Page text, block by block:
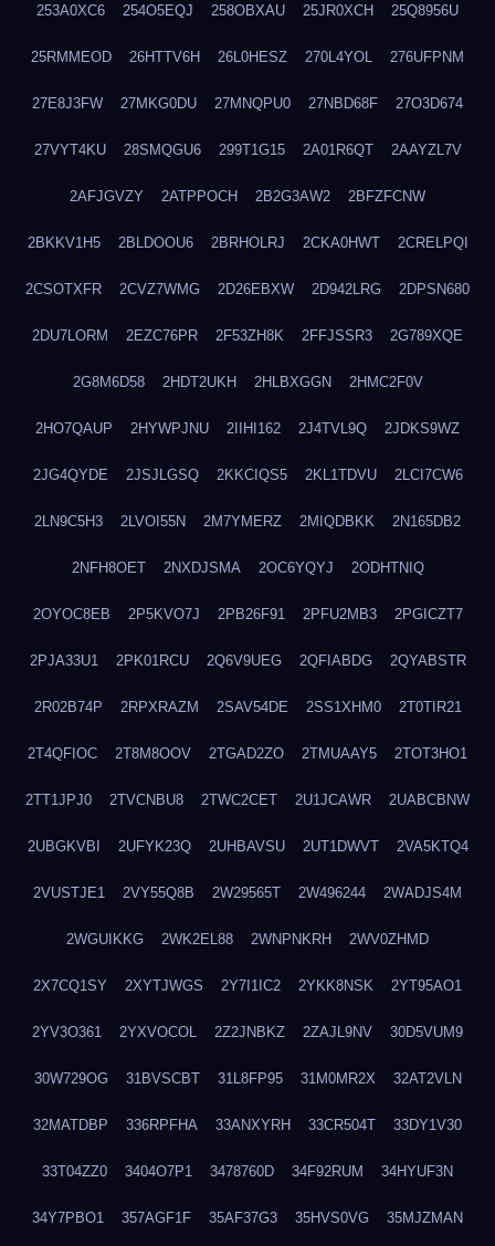
253A0XC6 254O5EQJ 258OBXAU 25JR0XCH 25Q8956U
25RMMEOD 26HTTV6H 26L0HESZ 270L4YOL 276UFPNM
27E8J3FW 27MKG0DU 27MNQPU0 27NBD68F 27O3D674
27VYT4KU 28SMQGU6 299T1G15 2A01R6QT 2AAYZL7V
2AFJGVZY 2ATPPOCH 2B2G3AW2 2BFZFCNW
2BKKV1H5 2BLDOOU6 2BRHOLRJ 2CKA0HWT 2CRELPQI
2CSOTXFR 2CVZ7WMG 2D26EBXW 2D942LRG 2DPSN680
2DU7LORM 2EZC76PR 2F53ZH8K 2FFJSSR3 2G789XQE
2G8M6D58 2HDT2UKH 2HLBXGGN 2HMC2F0V
2HO7QAUP 2HYWPJNU 2IIHI162 2J4TVL9Q 2JDKS9WZ
2JG4QYDE 2JSJLGSQ 2KKCIQS5 2KL1TDVU 2LCI7CW6
2LN9C5H3 2LVOI55N 2M7YMERZ 2MIQDBKK 2N165DB2
2NFH8OET 2NXDJSMA 2OC6YQYJ 2ODHTNIQ
2OYOC8EB 2P5KVO7J 2PB26F91 2PFU2MB3 2PGICZT7
2PJA33U1 2PK01RCU 2Q6V9UEG 2QFIABDG 2QYABSTR
2R02B74P 2RPXRAZM 2SAV54DE 2SS1XHM0 2T0TIR21
2T4QFIOC 2T8M8OOV 2TGAD2ZO 2TMUAAY5 2TOT3HO1
2TT1JPJ0 2TVCNBU8 2TWC2CET 2U1JCAWR 2UABCBNW
2UBGKVBI 2UFYK23Q 2UHBAVSU 2UT1DWVT 2VA5KTQ4
2VUSTJE1 2VY55Q8B 2W29565T 2W496244 2WADJS4M
2WGUIKKG 2WK2EL88 2WNPNKRH 2WV0ZHMD
2X7CQ1SY 2XYTJWGS 2Y7I1IC2 2YKK8NSK 2YT95AO1
2YV3O361 2YXVOCOL 2Z2JNBKZ 2ZAJL9NV 30D5VUM9
30W729OG 31BVSCBT 31L8FP95 31M0MR2X 32AT2VLN
32MATDBP 336RPFHA 33ANXYRH 33CR504T 33DY1V30
33T04ZZ0 3404O7P1 3478760D 34F92RUM 34HYUF3N
34Y7PBO1 357AGF1F 35AF37G3 35HVS0VG 35MJZMAN